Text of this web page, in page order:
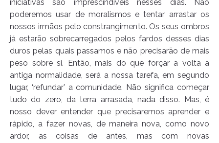
iniciativas são imprescindíveis nesses dias. Não
poderemos usar de moralismos e tentar arrastar os
nossos irmãos pelo constrangimento. Os seus ombros
já estarão sobrecarregados pelos fardos desses dias
duros pelas quais passamos e não precisarão de mais
peso sobre si. Então, mais do que forçar a volta a
antiga normalidade, será a nossa tarefa, em segundo
lugar, ‘refundar’ a comunidade. Não significa começar
tudo do zero, da terra arrasada, nada disso. Mas, é
nosso dever entender que precisaremos aprender e
rápido, a fazer novas, de maneira nova, como novo
ardor, as coisas de antes, mas com novas